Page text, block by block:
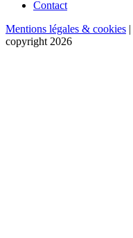
Contact
Mentions légales & cookies |
copyright 2026